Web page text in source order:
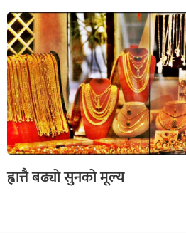
ह्वात्तै बढ्यो सुनको मूल्य